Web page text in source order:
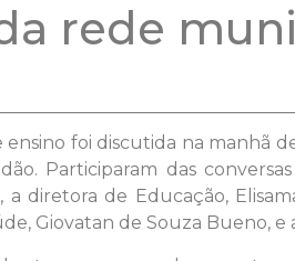
rede
foi discutida na manhã
Participaram das
a diretora de Educação,
Giovatan de Souza Bueno,